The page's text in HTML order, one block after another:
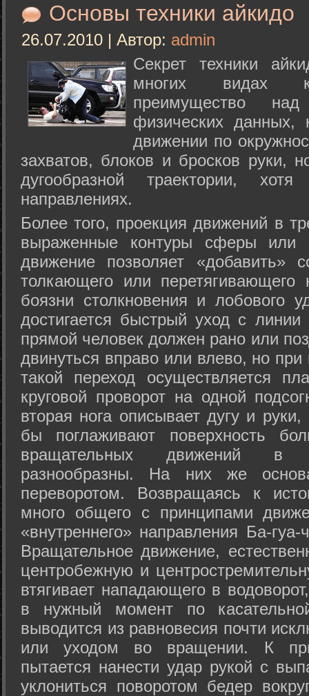
Основы техники айкидо
26.07.2010 | Автор: admin
Секрет техники
многих видах
преимущество
физических данных,
движении по
захватов, блоков и бросков руки,
дугообразной траектории,
направлениях.
Более того, проекция движений в
выраженные контуры сферы или
движение позволяет «добавить»
толкающего или перетягивающего
боязни столкновения и лобового
достигается быстрый уход с
прямой человек должен рано или
двинуться вправо или влево, но
такой переход осуществляется
круговой проворот на одной
вторая нога описывает дугу и
бы поглаживают поверхность
вращательных движений в
разнообразны. На них же
переворотом. Возвращаясь к
много общего с принципами
«внутреннего» направления Ба-
Вращательное движение,
центробежную и
втягивает нападающего в
в нужный момент по
выводится из равновесия почти
или уходом во вращении. К
пытается нанести удар рукой с
уклониться поворотом бедер